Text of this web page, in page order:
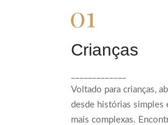
Crianças
Voltado para crianças,
desde histórias simples
mais complexas.
narrativas mais